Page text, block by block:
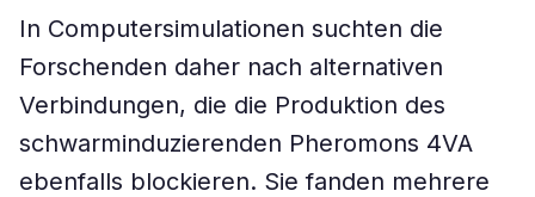
In Computersimulationen suchten die
Forschenden daher nach alternativen
Verbindungen, die die Produktion des
schwarminduzierenden Pheromons 4VA
ebenfalls blockieren. Sie fanden mehrere